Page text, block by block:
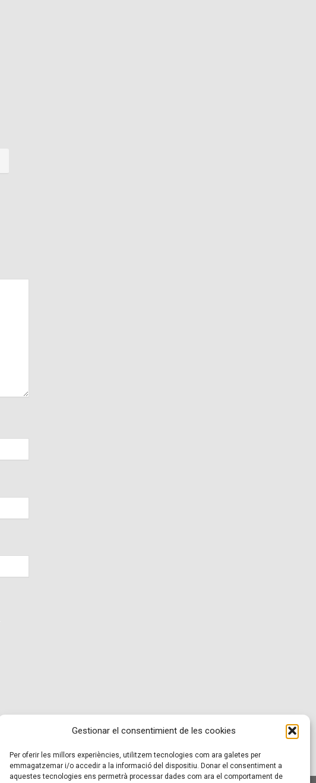
Gestionar el consentimient de les cookies
Per oferir les millors experiències, utilitzem tecnologies com ara galetes per
emmagatzemar i/o accedir a la informació del dispositiu. Donar el consentiment a
aquestes tecnologies ens permetrà processar dades com ara el comportament de